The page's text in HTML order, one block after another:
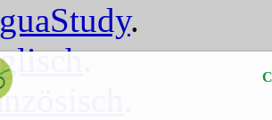
.
.